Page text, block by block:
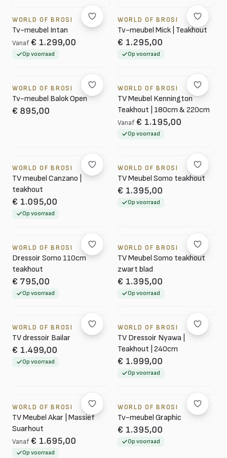
WORLD OF BROSI
Tv-meubel Intan
Vanaf € 1.299,00
Op voorraad
WORLD OF BROSI
Tv-meubel Mick | Teakhout
€ 1.295,00
Op voorraad
WORLD OF BROSI
Tv-meubel Balok Open
€ 895,00
WORLD OF BROSI
TV Meubel Kennington
Teakhout | 180cm & 220cm
Vanaf € 1.195,00
Op voorraad
WORLD OF BROSI
TV meubel Canzano |
teakhout
€ 1.095,00
Op voorraad
WORLD OF BROSI
TV Meubel Somo teakhout
€ 1.395,00
Op voorraad
WORLD OF BROSI
Dressoir Somo 110cm
teakhout
€ 795,00
Op voorraad
WORLD OF BROSI
TV Meubel Somo teakhout
zwart blad
€ 1.395,00
Op voorraad
WORLD OF BROSI
TV dressoir Bailar
€ 1.499,00
Op voorraad
WORLD OF BROSI
TV Dressoir Nyawa |
Teakhout | 240cm
€ 1.999,00
Op voorraad
WORLD OF BROSI
TV Meubel Akar | Massief
Suarhout
Vanaf € 1.695,00
Op voorraad
WORLD OF BROSI
Tv-meubel Graphic
€ 1.395,00
Op voorraad